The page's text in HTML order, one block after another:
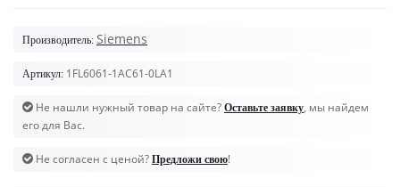
Производитель: Siemens
Артикул: 1FL6061-1AC61-0LA1
Не нашли нужный товар на сайте? Оставьте заявку, мы найдем
его для Вас.
Не согласен с ценой? Предложи свою!